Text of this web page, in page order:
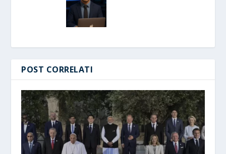
POST CORRELATI